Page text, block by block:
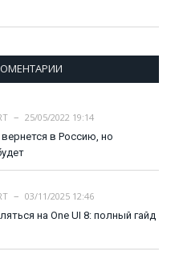
25/05/2022 19:14
в Россию, но
03/11/2025 12:46
на One UI 8: полный гайд